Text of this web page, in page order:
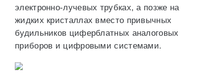
электронно-лучевых трубках, а позже на
жидких кристаллах вместо привычных
будильников циферблатных аналоговых
приборов и цифровыми системами.